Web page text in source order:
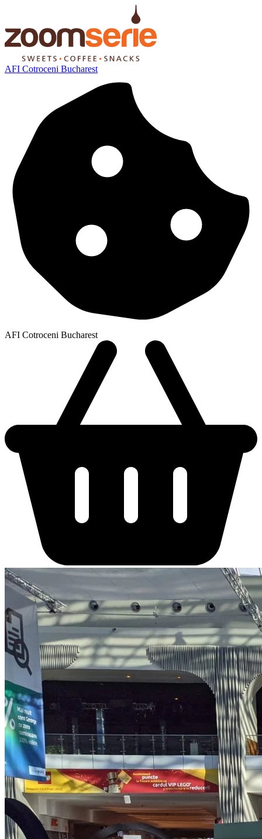
AFI Cotroceni Bucharest
AFI Cotroceni Bucharest